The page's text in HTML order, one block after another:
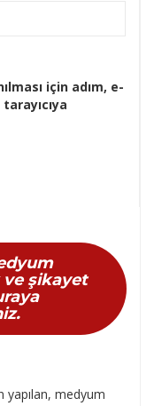
için adım, e-
şikayet
yapılan, medyum